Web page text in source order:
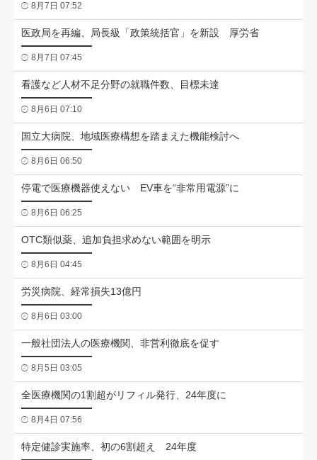
8月7日 07:52
医政局を再編、局長級「政策統括官」を新設 厚労省
8月7日 07:45
看護など人材不足分野の就職件数、目標未達
8月6日 07:10
国立大病院、地域医療構想を踏まえた機能検討へ
8月6日 06:50
停電で医療機器使えない EV車を“非常用電源”に
8月6日 06:25
OTC類似薬、追加負担求めない範囲を明示
8月6日 04:45
労災病院、経常損失13億円
8月6日 03:00
一般社団法人の医療機関、非営利徹底を促す
8月5日 03:05
全医療機関の1割超がリフィル発行、24年度に
8月4日 07:56
特定健診実施率、初の6割超え 24年度